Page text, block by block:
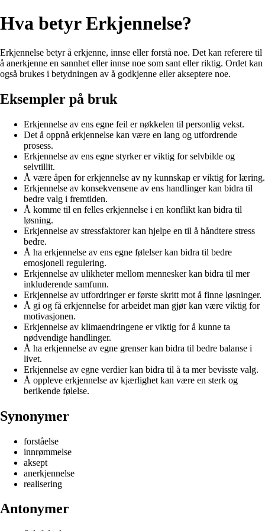
Hva betyr Erkjennelse?
Erkjennelse betyr å erkjenne, innse eller forstå noe. Det kan referere til
å anerkjenne en sannhet eller innse noe som sant eller riktig. Ordet kan
også brukes i betydningen av å godkjenne eller akseptere noe.
Eksempler på bruk
Erkjennelse av ens egne feil er nøkkelen til personlig vekst.
Det å oppnå erkjennelse kan være en lang og utfordrende
prosess.
Erkjennelse av ens egne styrker er viktig for selvbilde og
selvtillit.
Å være åpen for erkjennelse av ny kunnskap er viktig for læring.
Erkjennelse av konsekvensene av ens handlinger kan bidra til
bedre valg i fremtiden.
Å komme til en felles erkjennelse i en konflikt kan bidra til
løsning.
Erkjennelse av stressfaktorer kan hjelpe en til å håndtere stress
bedre.
Å ha erkjennelse av ens egne følelser kan bidra til bedre
emosjonell regulering.
Erkjennelse av ulikheter mellom mennesker kan bidra til mer
inkluderende samfunn.
Erkjennelse av utfordringer er første skritt mot å finne løsninger.
Å gi og få erkjennelse for arbeidet man gjør kan være viktig for
motivasjonen.
Erkjennelse av klimaendringene er viktig for å kunne ta
nødvendige handlinger.
Å ha erkjennelse av egne grenser kan bidra til bedre balanse i
livet.
Erkjennelse av egne verdier kan bidra til å ta mer bevisste valg.
Å oppleve erkjennelse av kjærlighet kan være en sterk og
berikende følelse.
Synonymer
forståelse
innrømmelse
aksept
anerkjennelse
realisering
Antonymer